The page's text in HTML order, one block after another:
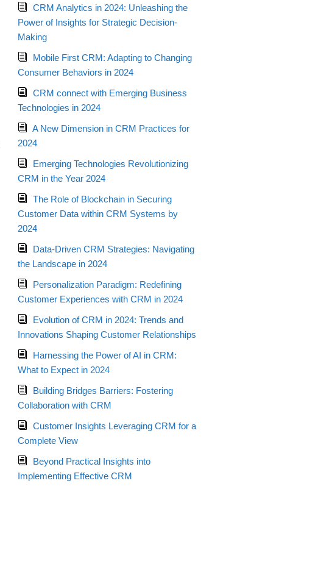
CRM Analytics in 2024: Unleashing the
Power of Insights for Strategic Decision-
Making
Mobile First CRM: Adapting to Changing
Consumer Behaviors in 2024
CRM connect with Emerging Business
Technologies in 2024
A New Dimension in CRM Practices for
2024
Emerging Technologies Revolutionizing
CRM in the Year 2024
The Role of Blockchain in Securing
Customer Data within CRM Systems by
2024
Data-Driven CRM Strategies: Navigating
the Landscape in 2024
Personalization Paradigm: Redefining
Customer Experiences with CRM in 2024
Evolution of CRM in 2024: Trends and
Innovations Shaping Customer Relationships
Harnessing the Power of AI in CRM:
What to Expect in 2024
Building Bridges Barriers: Fostering
Collaboration with CRM
Customer Insights Leveraging CRM for a
Complete View
Beyond Practical Insights into
Implementing Effective CRM